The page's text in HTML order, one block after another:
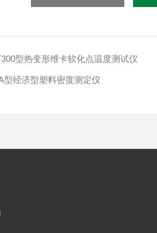
型热变形维卡软化点温度测试仪
型经济型塑料密度测定仪